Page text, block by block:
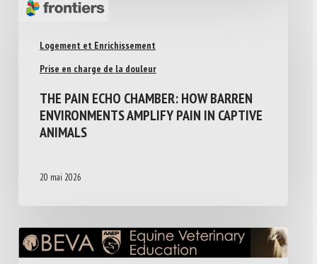
Logement et Enrichissement
Prise en charge de la douleur
THE PAIN ECHO CHAMBER: HOW BARREN
ENVIRONMENTS AMPLIFY PAIN IN CAPTIVE
ANIMALS
20 mai 2026